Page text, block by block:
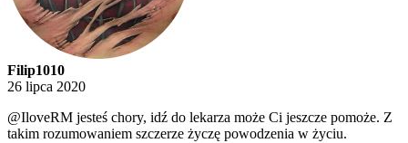
Filip1010
26 lipca 2020
@IloveRM jesteś chory, idź do lekarza może Ci jeszcze pomoże. Z
takim rozumowaniem szczerze życzę powodzenia w życiu.